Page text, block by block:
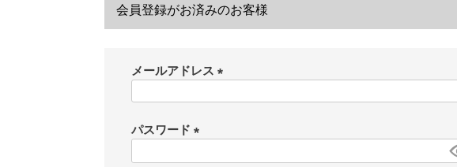
会員登録がお済みのお客様
メールアドレス
パスワード